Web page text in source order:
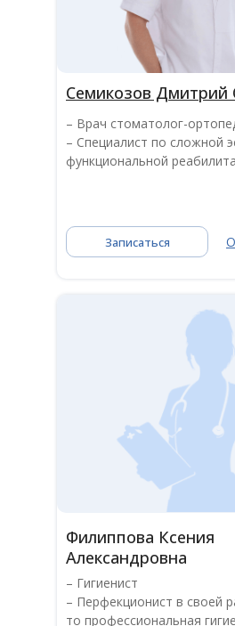
Семикозов Дмитрий
– Врач стоматолог-
– Специалист по сложной
функциональной
Записаться
Филиппова Ксения
Александровна
– Гигиенист
– Перфекционист в своей
то профессиональная